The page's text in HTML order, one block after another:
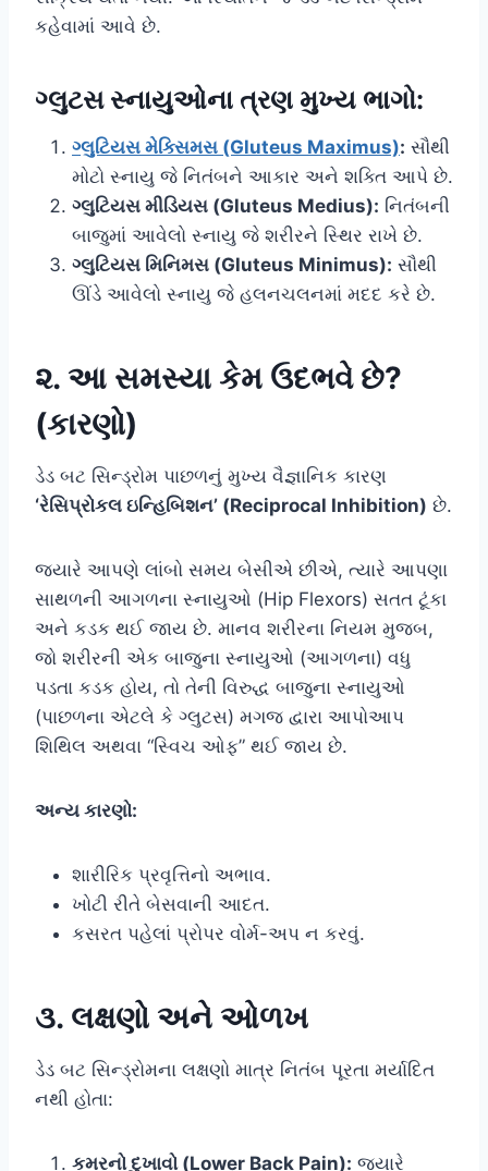
કહેવામાં આવે છે.
ગ્લુટસ સ્નાયુઓના ત્રણ મુખ્ય ભાગો:
ગ્લુટિયસ મેક્સિમસ (Gluteus Maximus): સૌથી
મોટો સ્નાયુ જે નિતંબને આકાર અને શક્તિ આપે છે.
ગ્લુટિયસ મીડિયસ (Gluteus Medius): નિતંબની
બાજુમાં આવેલો સ્નાયુ જે શરીરને સ્થિર રાખે છે.
ગ્લુટિયસ મિનિમસ (Gluteus Minimus): સૌથી
ઊંડે આવેલો સ્નાયુ જે હલનચલનમાં મદદ કરે છે.
૨. આ સમસ્યા કેમ ઉદભવે છે?
(કારણો)
ડેડ બટ સિન્ડ્રોમ પાછળનું મુખ્ય વૈજ્ઞાનિક કારણ
‘રેસિપ્રોકલ ઇન્હિબિશન’ (Reciprocal Inhibition) છે.
જ્યારે આપણે લાંબો સમય બેસીએ છીએ, ત્યારે આપણા
સાથળની આગળના સ્નાયુઓ (Hip Flexors) સતત ટૂંકા
અને કડક થઈ જાય છે. માનવ શરીરના નિયમ મુજબ,
જો શરીરની એક બાજુના સ્નાયુઓ (આગળના) વધુ
પડતા કડક હોય, તો તેની વિરુદ્ધ બાજુના સ્નાયુઓ
(પાછળના એટલે કે ગ્લુટસ) મગજ દ્વારા આપોઆપ
શિથિલ અથવા “સ્વિચ ઓફ” થઈ જાય છે.
અન્ય કારણો:
શારીરિક પ્રવૃત્તિનો અભાવ.
ખોટી રીતે બેસવાની આદત.
કસરત પહેલાં પ્રોપર વોર્મ-અપ ન કરવું.
૩. લક્ષણો અને ઓળખ
ડેડ બટ સિન્ડ્રોમના લક્ષણો માત્ર નિતંબ પૂરતા મર્યાદિત
નથી હોતા:
કમરનો દુખાવો (Lower Back Pain): જ્યારે